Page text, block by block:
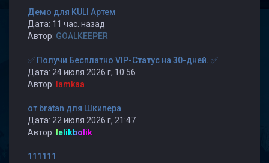
Демо для KULI Артем
Дата: 11 час. назад
Автор: GOALKEEPER
✅ Получи Бесплатно VIP-Статус на 30-дней. ✅
Дата: 24 июля 2026 г, 10:56
Автор: lamkaa
от bratan для Шкипера
Дата: 22 июля 2026 г, 21:47
Автор: lelikbolik
111111